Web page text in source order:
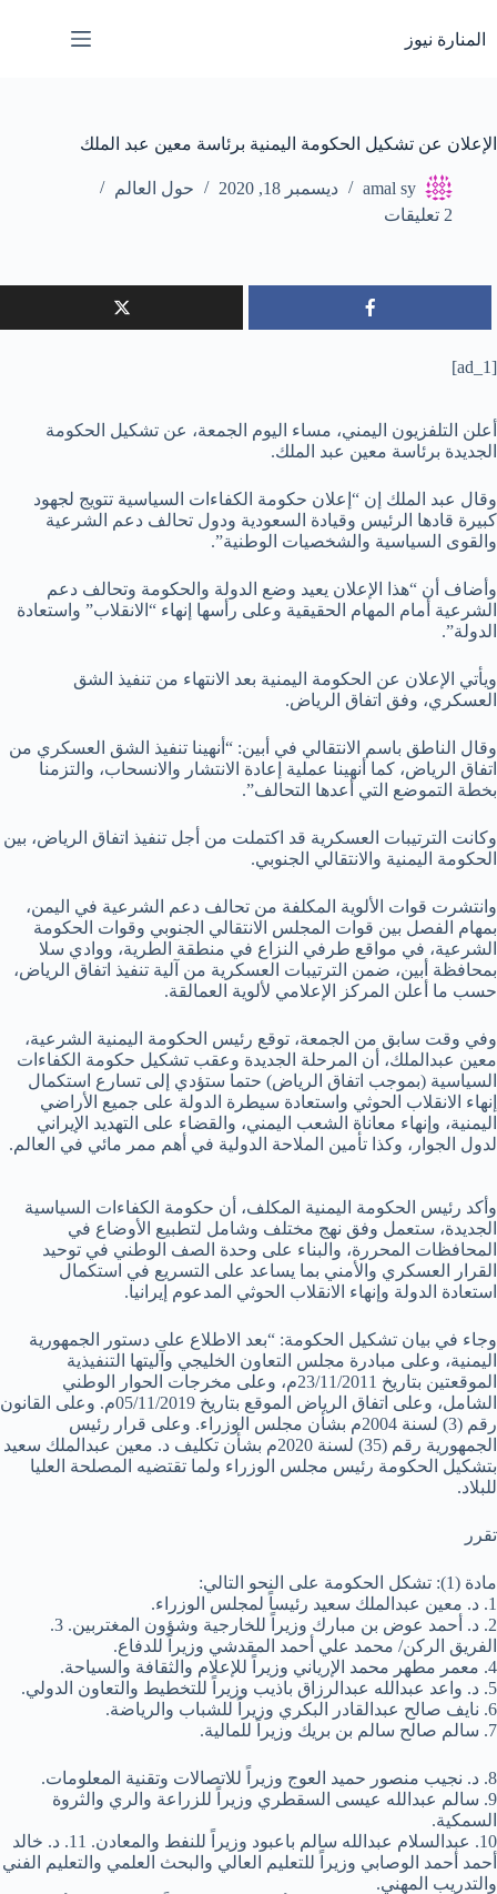
إلى
المحتوى
المنارة نيوز
الإعلان عن تشكيل الحكومة اليمنية برئاسة معين عبد الملك
amal sy ديسمبر 18, 2020
حول العالم
2 تعليقات
[ad_1]
أعلن التلفزيون اليمني، مساء اليوم الجمعة، عن تشكيل الحكومة
الجديدة برئاسة معين عبد الملك.
وقال عبد الملك إن “إعلان حكومة الكفاءات السياسية تتويج لجهود
كبيرة قادها الرئيس وقيادة السعودية ودول تحالف دعم الشرعية
والقوى السياسية والشخصيات الوطنية”.
وأضاف أن “هذا الإعلان يعيد وضع الدولة والحكومة وتحالف دعم
الشرعية أمام المهام الحقيقية وعلى رأسها إنهاء “الانقلاب” واستعادة
الدولة”.
ويأتي الإعلان عن الحكومة اليمنية بعد الانتهاء من تنفيذ الشق
العسكري، وفق اتفاق الرياض.
وقال الناطق باسم الانتقالي في أبين: “أنهينا تنفيذ الشق العسكري من
اتفاق الرياض، كما أنهينا عملية إعادة الانتشار والانسحاب، والتزمنا
بخطة التموضع التي أعدها التحالف”.
وكانت الترتيبات العسكرية قد اكتملت من أجل تنفيذ اتفاق الرياض، بين
الحكومة اليمنية والانتقالي الجنوبي.
وانتشرت قوات الألوية المكلفة من تحالف دعم الشرعية في اليمن،
بمهام الفصل بين قوات المجلس الانتقالي الجنوبي وقوات الحكومة
الشرعية، في مواقع طرفي النزاع في منطقة الطرية، ووادي سلا
بمحافظة أبين، ضمن الترتيبات العسكرية من آلية تنفيذ اتفاق الرياض،
حسب ما أعلن المركز الإعلامي لألوية العمالقة.
وفي وقت سابق من الجمعة، توقع رئيس الحكومة اليمنية الشرعية،
معين عبدالملك، أن المرحلة الجديدة وعقب تشكيل حكومة الكفاءات
السياسية (بموجب اتفاق الرياض) حتما ستؤدي إلى تسارع استكمال
إنهاء الانقلاب الحوثي واستعادة سيطرة الدولة على جميع الأراضي
اليمنية، وإنهاء معاناة الشعب اليمني، والقضاء على التهديد الإيراني
لدول الجوار، وكذا تأمين الملاحة الدولية في أهم ممر مائي في العالم.
وأكد رئيس الحكومة اليمنية المكلف، أن حكومة الكفاءات السياسية
الجديدة، ستعمل وفق نهج مختلف وشامل لتطبيع الأوضاع في
المحافظات المحررة، والبناء على وحدة الصف الوطني في توحيد
القرار العسكري والأمني بما يساعد على التسريع في استكمال
استعادة الدولة وإنهاء الانقلاب الحوثي المدعوم إيرانيا.
وجاء في بيان تشكيل الحكومة: “بعد الاطلاع على دستور الجمهورية
اليمنية، وعلى مبادرة مجلس التعاون الخليجي وآليتها التنفيذية
الموقعتين بتاريخ 23/11/2011م، وعلى مخرجات الحوار الوطني
الشامل، وعلى اتفاق الرياض الموقع بتاريخ 05/11/2019م. وعلى القانون
رقم (3) لسنة 2004م بشأن مجلس الوزراء. وعلى قرار رئيس
الجمهورية رقم (35) لسنة 2020م بشأن تكليف د. معين عبدالملك سعيد
بتشكيل الحكومة رئيس مجلس الوزراء ولما تقتضيه المصلحة العليا
للبلاد.
تقرر
مادة (1): تشكل الحكومة على النحو التالي:
1. د. معين عبدالملك سعيد رئيساً لمجلس الوزراء.
2. د. أحمد عوض بن مبارك وزيراً للخارجية وشؤون المغتربين. 3.
الفريق الركن/ محمد علي أحمد المقدشي وزيراً للدفاع.
4. معمر مطهر محمد الإرياني وزيراً للإعلام والثقافة والسياحة.
5. د. واعد عبدالله عبدالرزاق باذيب وزيراً للتخطيط والتعاون الدولي.
6. نايف صالح عبدالقادر البكري وزيراً للشباب والرياضة.
7. سالم صالح سالم بن بريك وزيراً للمالية.
8. د. نجيب منصور حميد العوج وزيراً للاتصالات وتقنية المعلومات.
9. سالم عبدالله عيسى السقطري وزيراً للزراعة والري والثروة
السمكية.
10. عبدالسلام عبدالله سالم باعبود وزيراً للنفط والمعادن. 11. د. خالد
أحمد أحمد الوصابي وزيراً للتعليم العالي والبحث العلمي والتعليم الفني
والتدريب المهني.